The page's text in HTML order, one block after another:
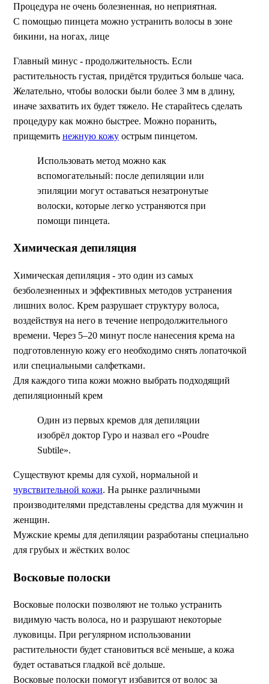
Процедура не очень болезненная, но неприятная.
С помощью пинцета можно устранить волосы в зоне
бикини, на ногах, лице
Главный минус - продолжительность. Если
растительность густая, придётся трудиться больше часа.
Желательно, чтобы волоски были более 3 мм в длину,
иначе захватить их будет тяжело. Не старайтесь сделать
процедуру как можно быстрее. Можно поранить,
прищемить нежную кожу острым пинцетом.
Использовать метод можно как
вспомогательный: после депиляции или
эпиляции могут оставаться незатронутые
волоски, которые легко устраняются при
помощи пинцета.
Химическая депиляция
Химическая депиляция - это один из самых
безболезненных и эффективных методов устранения
лишних волос. Крем разрушает структуру волоса,
воздействуя на него в течение непродолжительного
времени. Через 5–20 минут после нанесения крема на
подготовленную кожу его необходимо снять лопаточкой
или специальными салфетками.
Для каждого типа кожи можно выбрать подходящий
депиляционный крем
Один из первых кремов для депиляции
изобрёл доктор Гуро и назвал его «Poudre
Subtile».
Существуют кремы для сухой, нормальной и
чувствительной кожи. На рынке различными
производителями представлены средства для мужчин и
женщин.
Мужские кремы для депиляции разработаны специально
для грубых и жёстких волос
Восковые полоски
Восковые полоски позволяют не только устранить
видимую часть волоса, но и разрушают некоторые
луковицы. При регулярном использовании
растительности будет становиться всё меньше, а кожа
будет оставаться гладкой всё дольше.
Восковые полоски помогут избавится от волос за